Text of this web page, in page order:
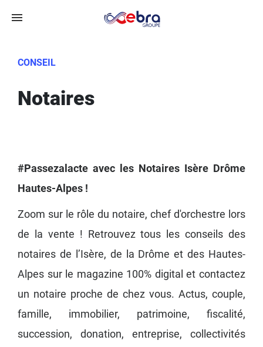
CONSEIL
Notaires
#Passezalacte avec les Notaires Isère Drôme
Hautes-Alpes !
Zoom sur le rôle du notaire, chef d'orchestre lors
de la vente ! Retrouvez tous les conseils des
notaires de l’Isère, de la Drôme et des Hautes-
Alpes sur le magazine 100% digital et contactez
un notaire proche de chez vous. Actus, couple,
famille, immobilier, patrimoine, fiscalité,
succession, donation, entreprise, collectivités